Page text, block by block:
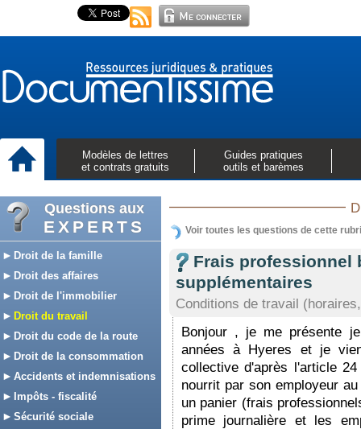
Modèles de lettres
et contrats gratuits
Guides pratiques
outils et barèmes
Questions aux
EXPERTS
Droit de la famille
Droit des affaires
Droit de l'immobilier
Droit du travail
Droit du code de la route
Droit de la consommation
Accidents et indemnisations
Impôts - fiscalité
Sécurité sociale
Voir toutes les questions de cette
Frais professionnel
supplémentaires
Conditions de travail (horaires,
Bonjour , je me présente
années à Hyeres et je
collective d'après l'article
nourrit par son employeur
un panier (frais
prime journalière et les